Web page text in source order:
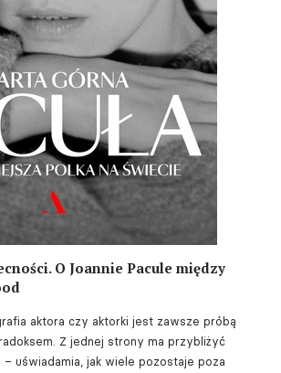
O Joannie Pacule między
aktora czy aktorki jest zawsze próbą
Z jednej strony ma przybliżyć
– uświadamia, jak wiele pozostaje poza